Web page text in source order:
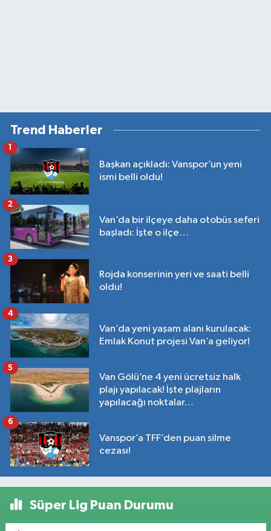
Trend Haberler
Başkan açıkladı: Vanspor’un yeni
ismi belli oldu!
Van’da bir ilçeye daha otobüs seferi
başladı: İşte o ilçe…
2
Rojda konserinin yeri ve saati belli
oldu!
3
Van’da yeni yaşam alanı kurulacak:
Emlak Konut projesi Van’a geliyor!
4
Van Gölü’ne 4 yeni ücretsiz halk
plajı yapılacak! İşte plajların
yapılacağı noktalar…
5
Vanspor’a TFF’den puan silme
cezası!
6
Süper Lig Puan Durumu